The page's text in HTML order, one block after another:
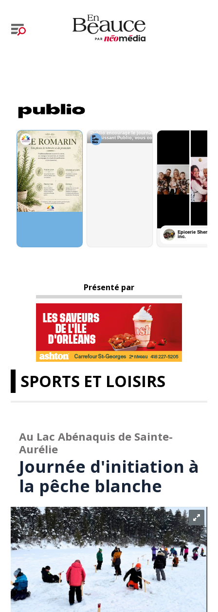
Présenté par
SPORTS ET LOISIRS
Au Lac Abénaquis de Sainte-
Aurélie
Journée d'initiation à
la pêche blanche